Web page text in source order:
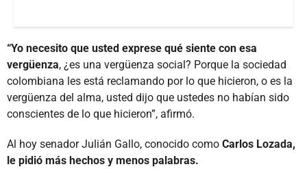
“Yo necesito que usted exprese qué siente con esa
vergüenza, ¿es una vergüenza social? Porque la sociedad
colombiana les está reclamando por lo que hicieron, o es la
vergüenza del alma, usted dijo que ustedes no habían sido
conscientes de lo que hicieron”, afirmó.
Al hoy senador Julián Gallo, conocido como Carlos Lozada,
le pidió más hechos y menos palabras.